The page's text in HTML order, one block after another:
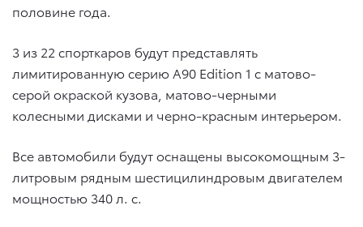
половине года.
3 из 22 спорткаров будут представлять
лимитированную серию A90 Edition 1 с матово-
серой окраской кузова, матово-черными
колесными дисками и черно-красным интерьером.
Все автомобили будут оснащены высокомощным 3-
литровым рядным шестицилиндровым двигателем
мощностью 340 л. с.